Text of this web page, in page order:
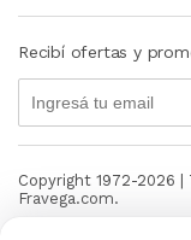
Recibí ofertas y
Copyright 1972-2026
Fravega.com.